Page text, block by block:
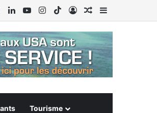
LinkedinYouTubeInstagram
TikTokConnexion
Article Aléatoire
Sidebar
Tourisme